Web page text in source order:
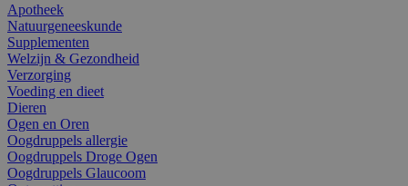
Apotheek
Natuurgeneeskunde
Supplementen
Welzijn & Gezondheid
Verzorging
Voeding en dieet
Dieren
Ogen en Oren
Oogdruppels allergie
Oogdruppels Droge Ogen
Oogdruppels Glaucoom